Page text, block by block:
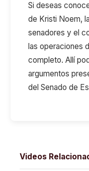
Si deseas
de Kristi Noem,
senadores y el
las operaciones
completo. Allí
argumentos
del Senado de
Videos